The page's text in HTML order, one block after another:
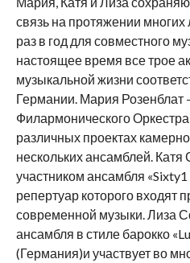
связь на протяжении многих
раз в год для совместного
настоящее время все трое
музыкальной жизни
Германии. Мария Розенблат
Филармонического
различных проектах
нескольких ансамблей. Катя
участником ансамбля
репертуар которого входят
современной музыки. Лиза
ансамбля в стиле барокко
(Германия)и участвует во